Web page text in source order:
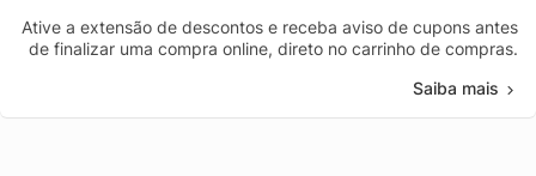
Ative a extensão de descontos e receba aviso de cupons antes
de finalizar uma compra online, direto no carrinho de compras.
Saiba mais